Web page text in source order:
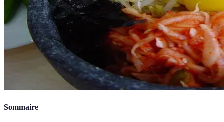
Sommaire